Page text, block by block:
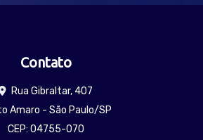
Contato
Rua Gibraltar, 407
Amaro - São Paulo/SP
CEP: 04755-070